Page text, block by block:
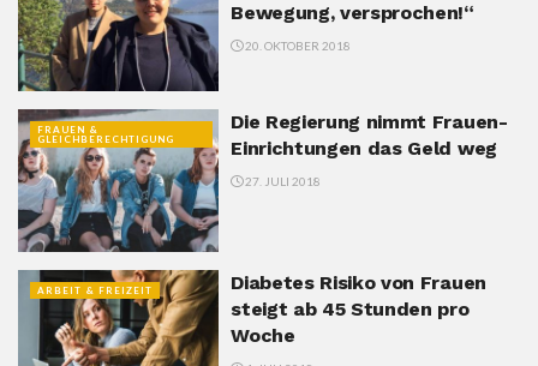
Bewegung, versprochen!“
20. OKTOBER 2018
FRAUEN &
GLEICHBERECHTIGUNG
Die Regierung nimmt Frauen-
Einrichtungen das Geld weg
27. JULI 2018
ARBEIT & FREIZEIT
Diabetes Risiko von Frauen
steigt ab 45 Stunden pro
Woche